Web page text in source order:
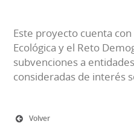
Este proyecto cuenta
Ecológica y el Reto
subvenciones a
consideradas de interés
Volver